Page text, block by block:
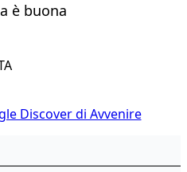
è buona
Discover di Avvenire